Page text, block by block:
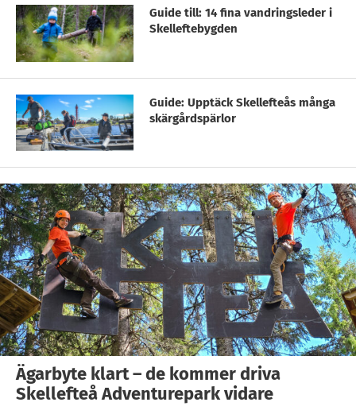
Guide till: 14 fina vandringsleder i
Skelleftebygden
Guide: Upptäck Skellefteås många
skärgårdspärlor
Ägarbyte klart – de kommer driva
Skellefteå Adventurepark vidare